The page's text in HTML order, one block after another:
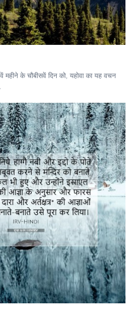
महीने के चौबीसवें दिन को, यहोवा का यह वचन